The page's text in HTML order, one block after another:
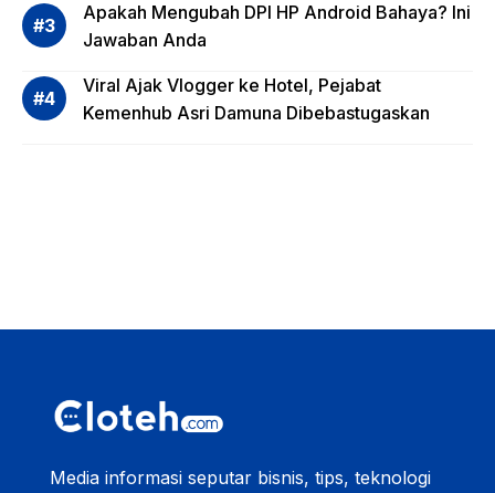
Saja?
Apakah Mengubah DPI HP Android Bahaya? Ini
Jawaban Anda
Viral Ajak Vlogger ke Hotel, Pejabat
Kemenhub Asri Damuna Dibebastugaskan
Media informasi seputar bisnis, tips, teknologi